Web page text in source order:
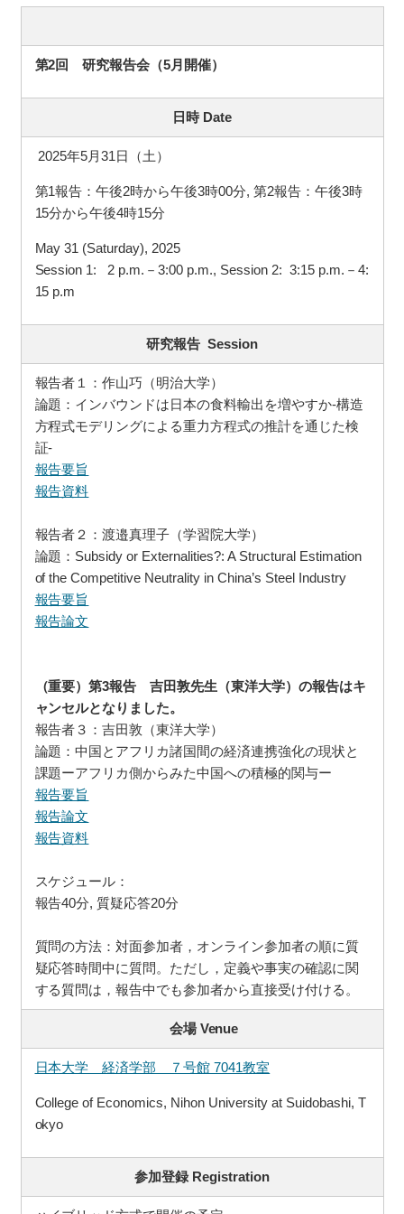
第2回 研究報告会（5月開催）
日時 Date
2025年5月31日（土）
第1報告：午後2時から午後3時00分, 第2報告：午後3時
15分から午後4時15分
May 31 (Saturday), 2025
Session 1: 2 p.m.－3:00 p.m., Session 2: 3:15 p.m.－4:
15 p.m
研究報告 Session
報告者１：作山巧（明治大学）
論題：インバウンドは日本の食料輸出を増やすか-構造
方程式モデリングによる重力方程式の推計を通じた検
証-
報告要旨
報告資料
報告者２：渡邉真理子（学習院大学）
論題：Subsidy or Externalities?: A Structural Estimation
of the Competitive Neutrality in China’s Steel Industry
報告要旨
報告論文
（重要）第3報告 吉田敦先生（東洋大学）の報告はキ
ャンセルとなりました。
報告者３：吉田敦（東洋大学）
論題：中国とアフリカ諸国間の経済連携強化の現状と
課題ーアフリカ側からみた中国への積極的関与ー
報告要旨
報告論文
報告資料
スケジュール：
報告40分, 質疑応答20分
質問の方法：対面参加者，オンライン参加者の順に質
疑応答時間中に質問。ただし，定義や事実の確認に関
する質問は，報告中でも参加者から直接受け付ける。
会場 Venue
日本大学 経済学部 ７号館 7041教室
College of Economics, Nihon University at Suidobashi, T
okyo
参加登録 Registration